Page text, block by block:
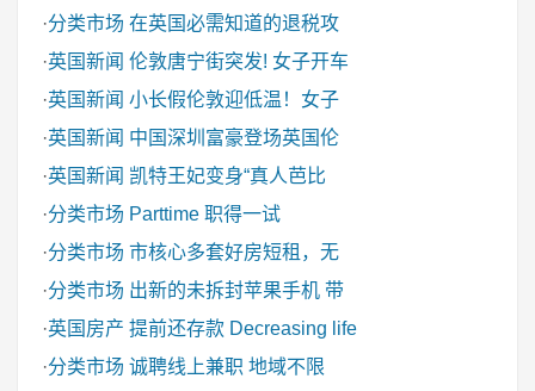
·分类市场 在英国必需知道的退税攻
·英国新闻 伦敦唐宁街突发! 女子开车
·英国新闻 小长假伦敦迎低温！女子
·英国新闻 中国深圳富豪登场英国伦
·英国新闻 凯特王妃变身“真人芭比
·分类市场 Parttime 职得一试
·分类市场 市核心多套好房短租，无
·分类市场 出新的未拆封苹果手机 带
·英国房产 提前还存款 Decreasing life
·分类市场 诚聘线上兼职 地域不限